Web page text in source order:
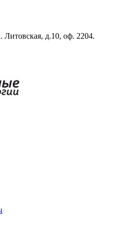
Литовская, д.10, оф. 2204.